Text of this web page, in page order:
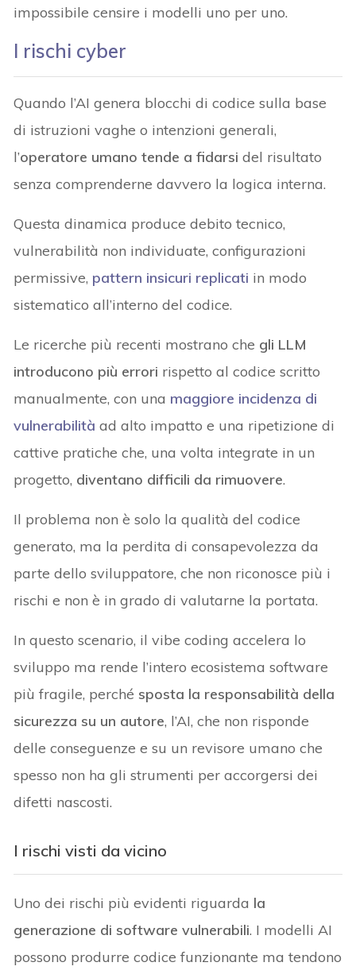
impossibile censire i modelli uno per uno.
I rischi cyber
Quando l’AI genera blocchi di codice sulla base
di istruzioni vaghe o intenzioni generali,
l’operatore umano tende a fidarsi del risultato
senza comprenderne davvero la logica interna.
Questa dinamica produce debito tecnico,
vulnerabilità non individuate, configurazioni
permissive, pattern insicuri replicati in modo
sistematico all’interno del codice.
Le ricerche più recenti mostrano che gli LLM
introducono più errori rispetto al codice scritto
manualmente, con una maggiore incidenza di
vulnerabilità ad alto impatto e una ripetizione di
cattive pratiche che, una volta integrate in un
progetto, diventano difficili da rimuovere.
Il problema non è solo la qualità del codice
generato, ma la perdita di consapevolezza da
parte dello sviluppatore, che non riconosce più i
rischi e non è in grado di valutarne la portata.
In questo scenario, il vibe coding accelera lo
sviluppo ma rende l’intero ecosistema software
più fragile, perché sposta la responsabilità della
sicurezza su un autore, l’AI, che non risponde
delle conseguenze e su un revisore umano che
spesso non ha gli strumenti per accorgersi dei
difetti nascosti.
I rischi visti da vicino
Uno dei rischi più evidenti riguarda la
generazione di software vulnerabili. I modelli AI
possono produrre codice funzionante ma tendono